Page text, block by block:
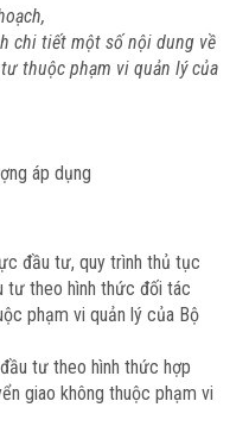
chi tiết một sốnội dung về
thuộc phạm vi quản lý của
áp dụng
đầu tư, quy trình thủ tục
tư theo hình thức đối tác
phạm vi quản lý của Bộ
tư theo hình thức hợp
giao không thuộc phạm vi